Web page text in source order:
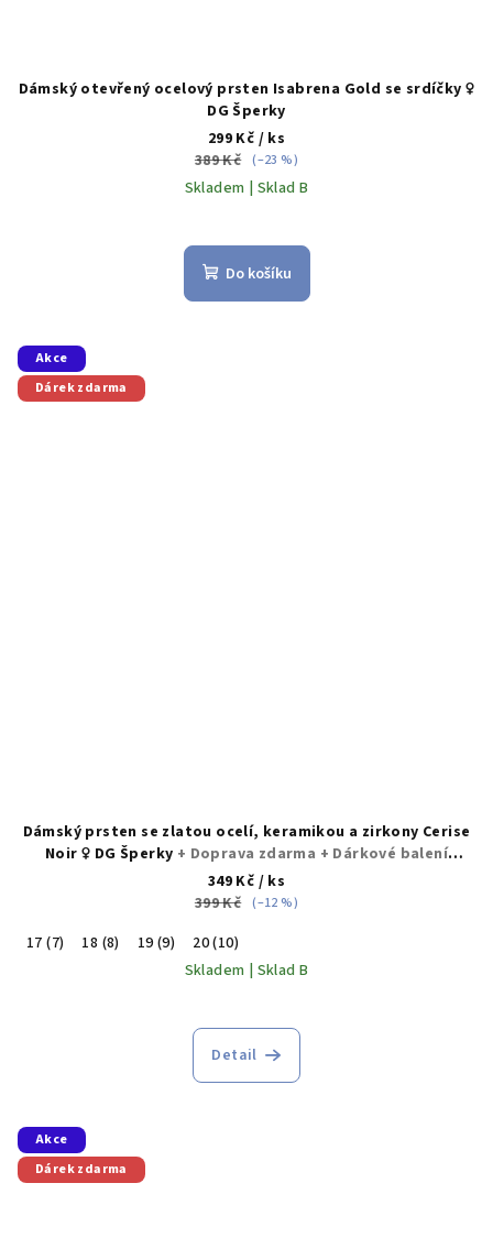
Dámský otevřený ocelový prsten Isabrena Gold se srdíčky ♀️
DG Šperky
299 Kč / ks
389 Kč (–23 %)
Skladem | Sklad B
Do košíku
Akce
Dárek zdarma
Dámský prsten se zlatou ocelí, keramikou a zirkony Cerise
Noir ♀️ DG Šperky + Doprava zdarma + Dárkové balení
zdarma
349 Kč / ks
399 Kč (–12 %)
17 (7) 18 (8) 19 (9)
20 (10)
Skladem | Sklad B
Detail
Akce
Dárek zdarma